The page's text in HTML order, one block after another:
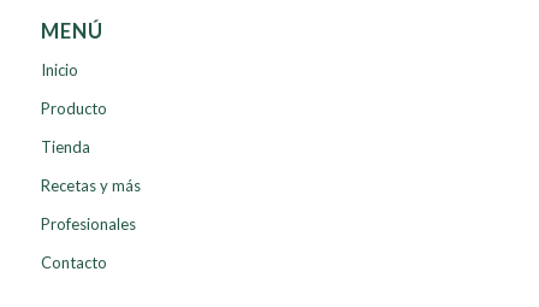
MENÚ
Inicio
Producto
Tienda
Recetas y más
Profesionales
Contacto